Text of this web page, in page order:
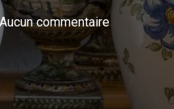
Aucun commentaire